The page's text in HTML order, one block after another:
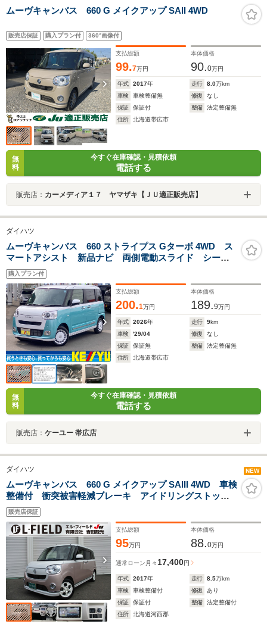
ムーヴキャンバス 660 G メイクアップ SAII 4WD
販売店保証 購入プラン付 360°画像付
支払総額
99.7万円
本体価格
90.0万円
年式 2017年 走行 8.0万km
車検
車検整備無 修復
なし
保証
保証付 整備
法定整備無
住所
北海道帯広市
無
料
今すぐ在庫確認・見積依頼
電話する
販売店： カーメディア１７ ヤマザキ【ＪＵ適正販売店】
ダイハツ
ムーヴキャンバス 660 ストライプス Gターボ 4WD ス
マートアシスト 新品ナビ 両側電動スライド シート
ヒーター ホットカップホルダー 後席置きラクBOX
ブレーキホールド 誤発進抑制 アダプティブクルー
ズ 車線逸脱警報 コーナーセンサー LEDライト
購入プラン付
支払総額
200.1万円
本体価格
189.9万円
年式 2026年 走行 9km
車検
'29/04 修復
なし
保証
保証無 整備
法定整備無
住所
北海道帯広市
無
料
今すぐ在庫確認・見積依頼
電話する
販売店： ケーユー 帯広店
ダイハツ NEW
ムーヴキャンバス 660 G メイクアップ SAIII 4WD 車検
整備付 衝突被害軽減ブレーキ アイドリングストッ
プ 両側パワースライドドア 全方位カメラ ディスプ
レイオーディオ スマートキー×2 プッシュスタート
販売店保証
支払総額
95万円
本体価格
88.0万円
通常ローン 月々 17,400円
年式 2017年 走行 8.5万km
車検
車検整備付 修復
あり
保証
保証付 整備
法定整備付
住所
北海道河西郡